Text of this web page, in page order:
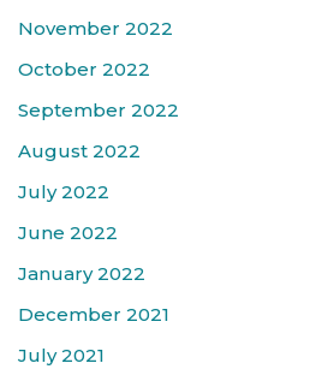
November 2022
October 2022
September 2022
August 2022
July 2022
June 2022
January 2022
December 2021
July 2021